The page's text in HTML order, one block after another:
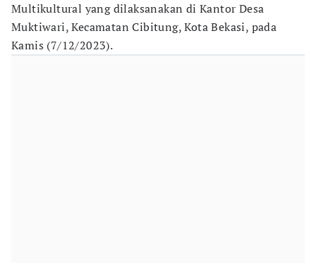
Multikultural yang dilaksanakan di Kantor Desa
Muktiwari, Kecamatan Cibitung, Kota Bekasi, pada
Kamis (7/12/2023).